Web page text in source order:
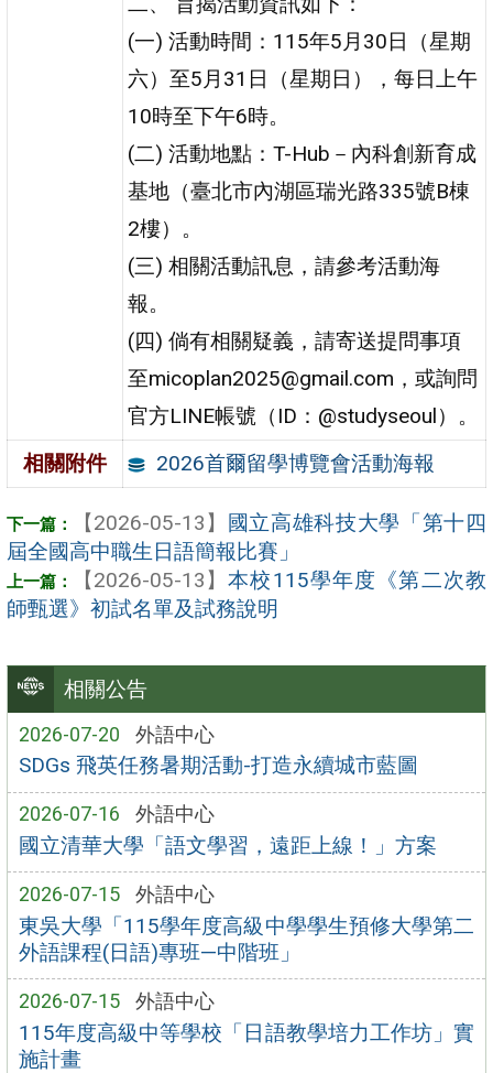
相關公告
2026-07-20 外語中心
SDGs 飛英任務暑期活動-打造永續城市藍圖
2026-07-16 外語中心
國立清華大學「語文學習，遠距上線！」方案
2026-07-15 外語中心
東吳大學「115學年度高級中學學生預修大學第二
外語課程(日語)專班—中階班」
2026-07-15 外語中心
115年度高級中等學校「日語教學培力工作坊」實
施計畫
(一) 活動時間：115年5月30日（星期
六）至5月31日（星期日），每日上午
10時至下午6時。
(二) 活動地點：T-Hub－內科創新育成
基地（臺北市內湖區瑞光路335號B棟
2樓）。
(三) 相關活動訊息，請參考活動海
報。
(四) 倘有相關疑義，請寄送提問事項
至micoplan2025@gmail.com，或詢問
官方LINE帳號（ID：@studyseoul）。
相關附件
2026首爾留學博覽會活動海報
【2026-05-13】 國立高雄科技大學「第十四
屆全國高中職生日語簡報比賽」
【2026-05-13】 本校115學年度《第二次教
師甄選》初試名單及試務說明